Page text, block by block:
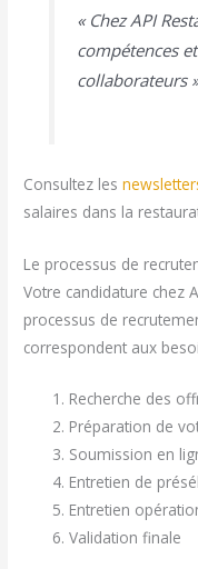
« Chez API
compétences
collaborateurs »
Consultez les
salaires dans la
Le processus de
Votre candidature chez
processus de
correspondent aux
Recherche des
Préparation de
Soumission en
Entretien de
Entretien
Validation finale